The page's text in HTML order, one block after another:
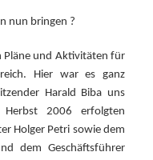
nun bringen ?
Pläne und Aktivitäten für
Hier war es ganz
Harald Biba uns
Herbst 2006 erfolgten
Holger Petri sowie dem
dem Geschäftsführer